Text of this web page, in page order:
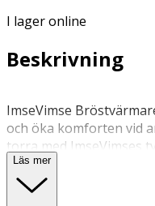
I lager online
Beskrivning
ImseVimse
och öka komforten vid
torra med ImseVimses
återvunnen ull. Den
hjälper till att ge en
Läs mer